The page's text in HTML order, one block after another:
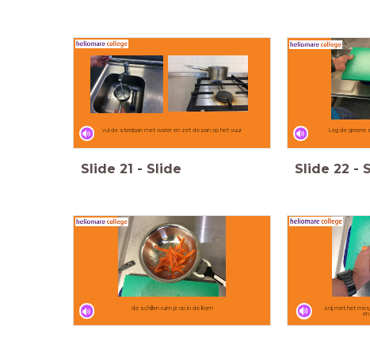
vul de steelpan met water en zet de pan op het vuur
Slide 21 - Slide
Leg de groene
Slide 22 -
de schillen ruim je op in de kom snij met het